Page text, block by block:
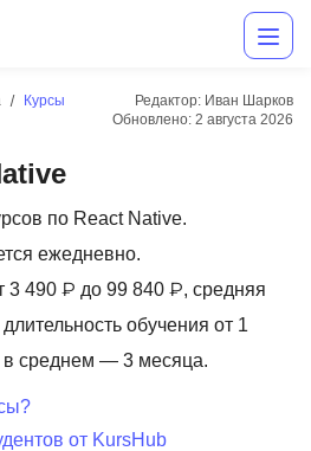
Курсы
Редактор: Иван Шарков
Обновлено: 2 августа 2026
по React Native.
ежедневно.
3 490 ₽ до 99 840 ₽, средняя
обучения от 1
в среднем — 3 месяца.
от KursHub